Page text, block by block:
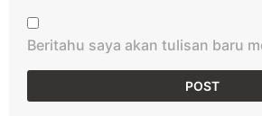
Beritahu saya akan tulisan baru